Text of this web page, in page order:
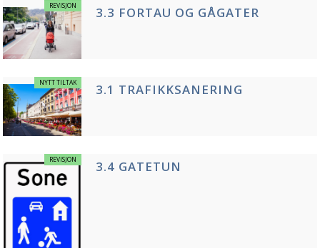
REVISJON 3.3 FORTAU OG GÅGATER
NYTT TILTAK 3.1 TRAFIKKSANERING
REVISJON 3.4 GATETUN